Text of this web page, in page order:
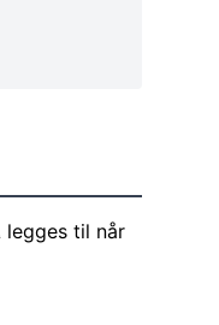
legges til når